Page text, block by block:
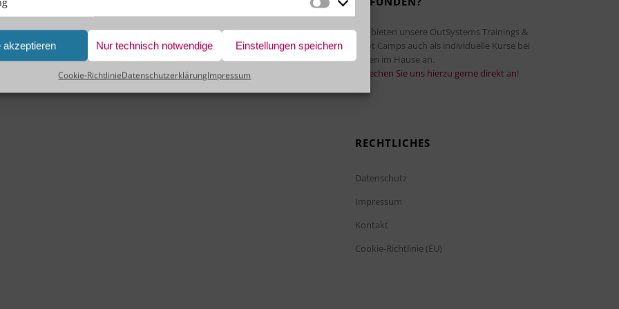
Marketing
akzeptieren Nur technisch notwendige Einstellungen speichern
Cookie-RichtlinieDatenschutzerklärungImpressum
Wir bieten unsere OutSystems Trainings &
Boot Camps auch als individuelle Kurse bei
Ihnen im Hause an.
Sprechen Sie uns hierzu gerne direkt an!
RECHTLICHES
Datenschutz
Impressum
Kontakt
Cookie-Richtlinie (EU)